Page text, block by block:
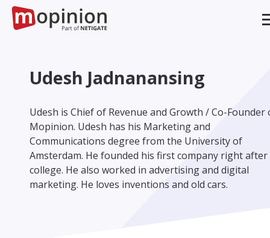
Udesh Jadnanansing
Udesh is Chief of Revenue and Growth / Co-Founder
Mopinion. Udesh has his Marketing and
Communications degree from the University of
Amsterdam. He founded his first company right after
college. He also worked in advertising and digital
marketing. He loves inventions and old cars.